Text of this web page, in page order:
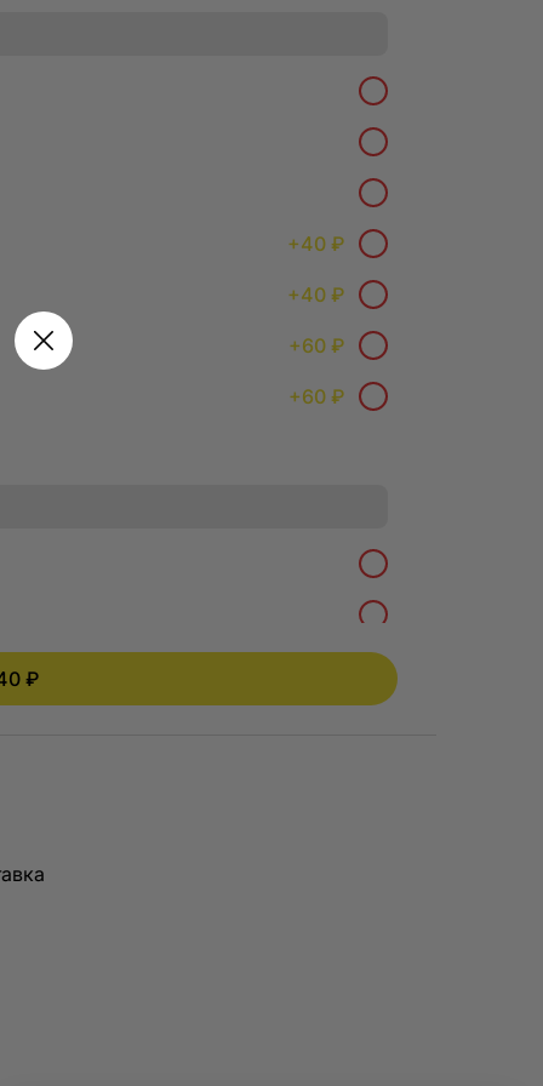
+40 ₽
+40 ₽
+60 ₽
+60 ₽
₽
нам
все
этой
те блюда
над тем,
инструменты
браузерах,
разделе